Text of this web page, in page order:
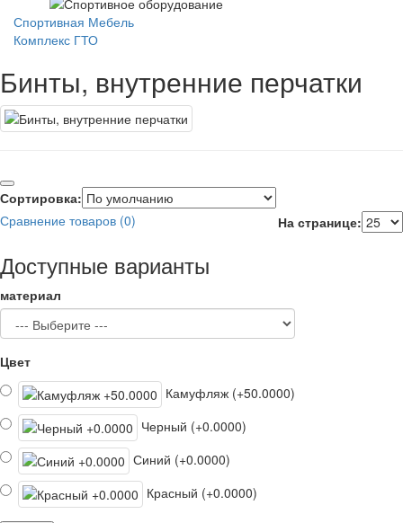
Спортивная Мебель
Комплекс ГТО
Бинты, внутренние перчатки
Сортировка:
На странице:
Сравнение товаров (0)
Доступные варианты
материал
Цвет
Камуфляж (+50.0000)
Черный (+0.0000)
Синий (+0.0000)
Красный (+0.0000)